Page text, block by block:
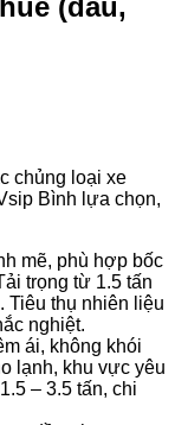
chủng loại xe
Bình lựa chọn,
mẽ, phù hợp bốc
trọng từ 1.5 tấn
Tiêu thụ nhiên liệu
nghiệt.
ái, không khói
lạnh, khu vực yêu
– 3.5 tấn, chi